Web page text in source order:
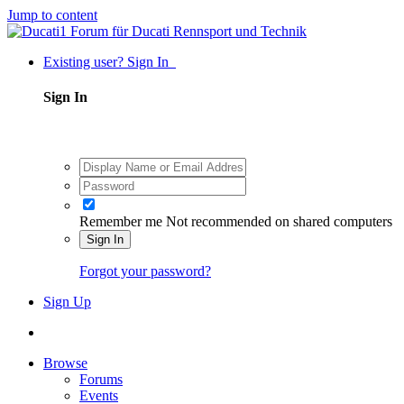
Jump to content
Existing user? Sign In
Sign In
Remember me Not recommended on shared computers
Sign In
Forgot your password?
Sign Up
Browse
Forums
Events